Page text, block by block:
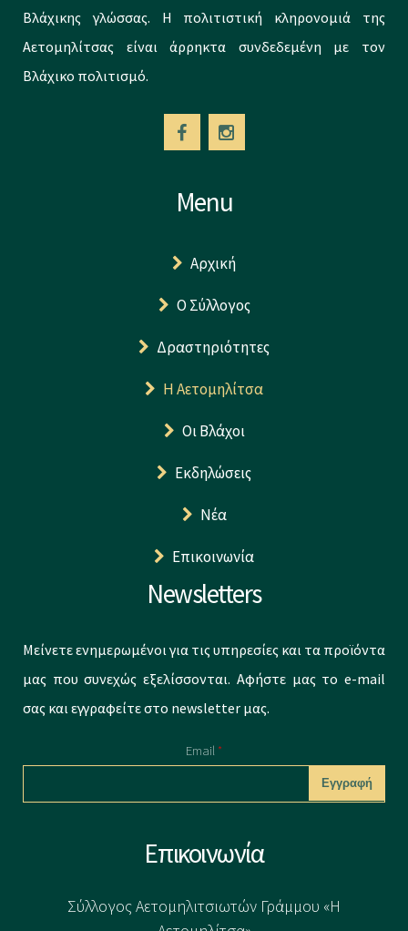
Βλάχικης γλώσσας. Η πολιτιστική κληρονομιά της
Αετομηλίτσας είναι άρρηκτα συνδεδεμένη με τον
Βλάχικο πολιτισμό.
Menu
Αρχική
Ο Σύλλογος
Δραστηριότητες
Η Αετομηλίτσα
Οι Βλάχοι
Εκδηλώσεις
Νέα
Επικοινωνία
Newsletters
Μείνετε ενημερωμένοι για τις υπηρεσίες και τα προϊόντα
μας που συνεχώς εξελίσσονται. Αφήστε μας το e-mail
σας και εγγραφείτε στο newsletter μας.
Email *
whether or not
Επικοινωνία
Σύλλογος Αετομηλιτσιωτών Γράμμου «Η